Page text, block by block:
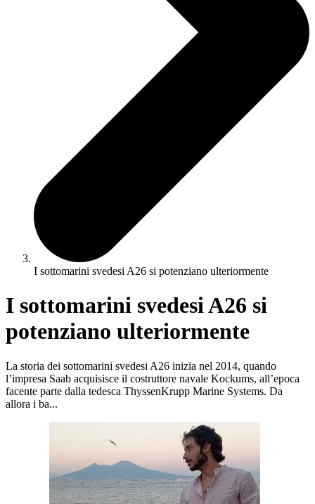
I sottomarini svedesi A26 si potenziano ulteriormente
I sottomarini svedesi A26 si
potenziano ulteriormente
La storia dei sottomarini svedesi A26 inizia nel 2014, quando
l’impresa Saab acquisisce il costruttore navale Kockums, all’epoca
facente parte dalla tedesca ThyssenKrupp Marine Systems. Da
allora i ba...